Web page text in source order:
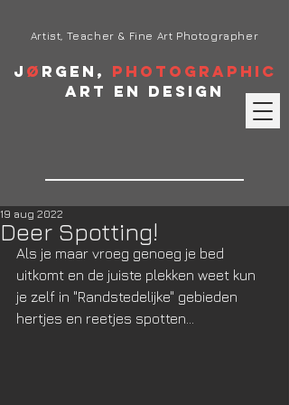
J ø rgen, Photographic
Art en Design
Artist, Teacher & Fine Art Photographer
Deer Spotting!
19 aug 2022
Als je maar vroeg genoeg je bed
uitkomt en de juiste plekken weet kun
je zelf in "Randstedelijke" gebieden
hertjes en reetjes spotten...